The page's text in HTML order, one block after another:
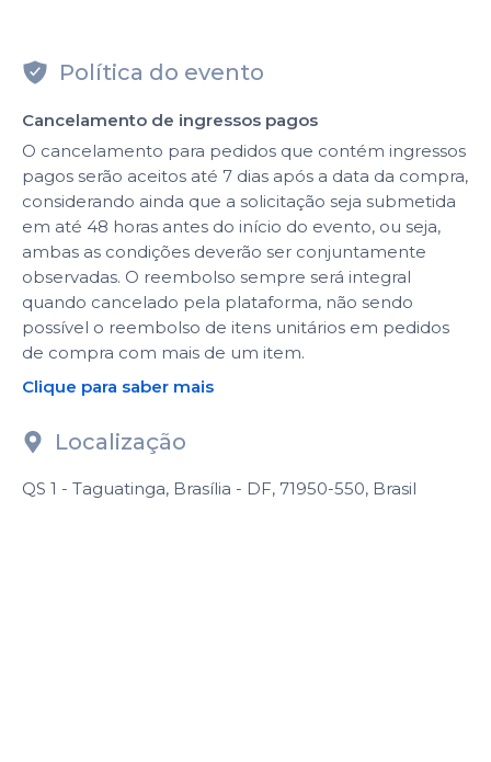
Política do evento
Cancelamento de ingressos pagos
O cancelamento para pedidos que contém ingressos
pagos serão aceitos até 7 dias após a data da compra,
considerando ainda que a solicitação seja submetida
em até 48 horas antes do início do evento, ou seja,
ambas as condições deverão ser conjuntamente
observadas. O reembolso sempre será integral
quando cancelado pela plataforma, não sendo
possível o reembolso de itens unitários em pedidos
de compra com mais de um item.
Clique para saber mais
Localização
QS 1 - Taguatinga, Brasília - DF, 71950-550, Brasil